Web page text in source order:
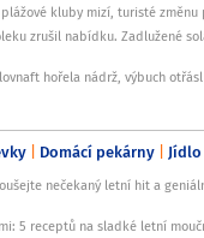
kluby mizí, turisté
zrušil nabídku. Zadlužené
hořela nádrž, výbuch
Domácí pekárny
nečekaný letní hit a
5 receptů na sladké letní